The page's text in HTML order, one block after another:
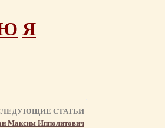
Я
СТАТЬИ
Максим Ипполитович